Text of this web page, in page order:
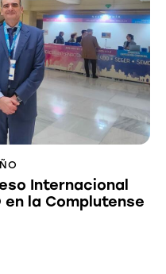
Internacional
en la Complutense